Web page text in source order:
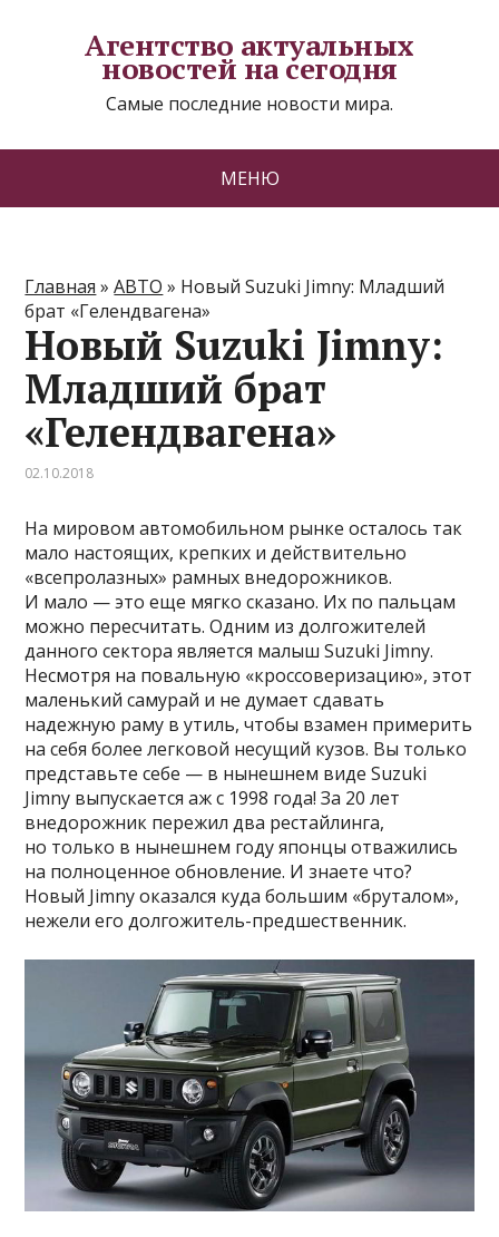
Агентство актуальных
новостей на сегодня
Самые последние новости мира.
МЕНЮ
Главная »АВТО » Новый Suzuki Jimny: Младший
брат «Гелендвагена»
Новый Suzuki Jimny:
Младший брат
«Гелендвагена»
02.10.2018
На мировом автомобильном рынке осталось так
мало настоящих, крепких и действительно
«всепролазных» рамных внедорожников.
И мало — это еще мягко сказано. Их по пальцам
можно пересчитать. Одним из долгожителей
данного сектора является малыш Suzuki Jimny.
Несмотря на повальную «кроссоверизацию», этот
маленький самурай и не думает сдавать
надежную раму в утиль, чтобы взамен примерить
на себя более легковой несущий кузов. Вы только
представьте себе — в нынешнем виде Suzuki
Jimny выпускается аж с 1998 года! За 20 лет
внедорожник пережил два рестайлинга,
но только в нынешнем году японцы отважились
на полноценное обновление. И знаете что?
Новый Jimny оказался куда большим «бруталом»,
нежели его долгожитель-предшественник.